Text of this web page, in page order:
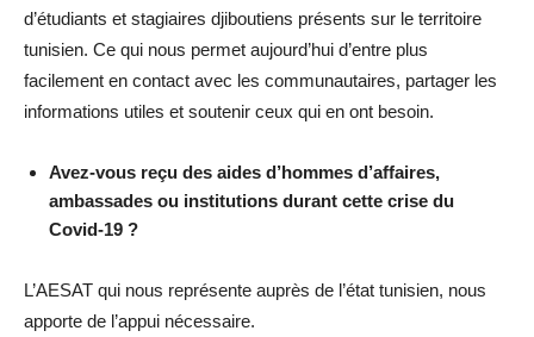
d’étudiants et stagiaires djiboutiens présents sur le territoire
tunisien. Ce qui nous permet aujourd’hui d’entre plus
facilement en contact avec les communautaires, partager les
informations utiles et soutenir ceux qui en ont besoin.
Avez-vous reçu des aides d’hommes d’affaires,
ambassades ou institutions durant cette crise du
Covid-19 ?
L’AESAT qui nous représente auprès de l’état tunisien, nous
apporte de l’appui nécessaire.